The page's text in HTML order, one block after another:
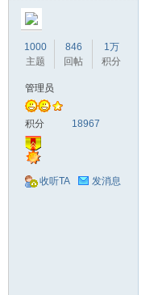
1000
主题
846
回帖
1万
积分
管理员
积分 18967
收听TA 发消息